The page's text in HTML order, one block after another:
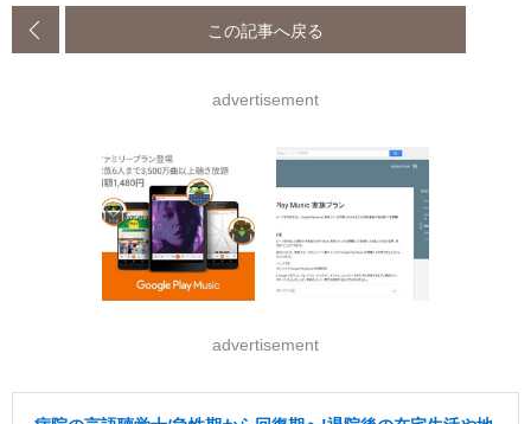
この記事へ戻る
advertisement
advertisement